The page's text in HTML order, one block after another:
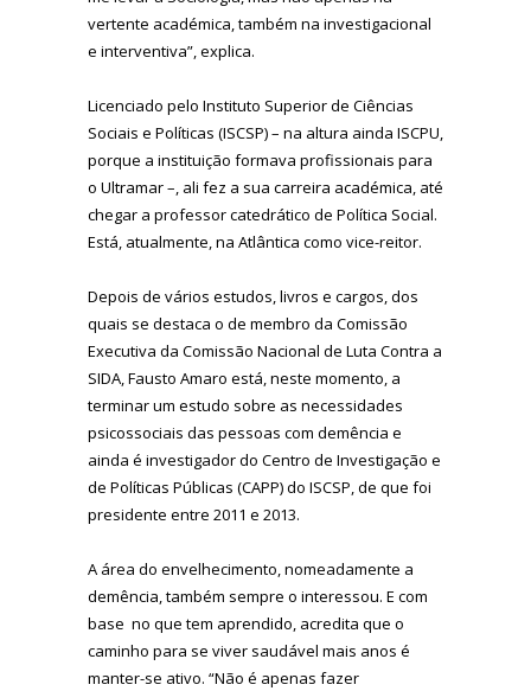
vertente académica, também na investigacional
e interventiva”, explica.
Licenciado pelo Instituto Superior de Ciências
Sociais e Políticas (ISCSP) – na altura ainda ISCPU,
porque a instituição formava profissionais para
o Ultramar –, ali fez a sua carreira académica, até
chegar a professor catedrático de Política Social.
Está, atualmente, na Atlântica como vice-reitor.
Depois de vários estudos, livros e cargos, dos
quais se destaca o de membro da Comissão
Executiva da Comissão Nacional de Luta Contra a
SIDA, Fausto Amaro está, neste momento, a
terminar um estudo sobre as necessidades
psicossociais das pessoas com demência e
ainda é investigador do Centro de Investigação e
de Políticas Públicas (CAPP) do ISCSP, de que foi
presidente entre 2011 e 2013.
A área do envelhecimento, nomeadamente a
demência, também sempre o interessou. E com
base no que tem aprendido, acredita que o
caminho para se viver saudável mais anos é
manter-se ativo. “Não é apenas fazer